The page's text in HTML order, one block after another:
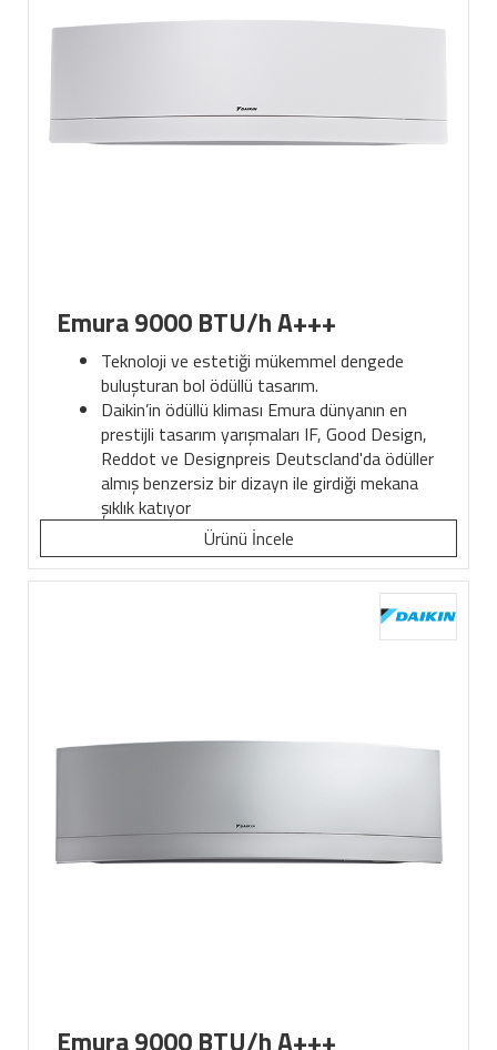
Emura 9000 BTU/h A+++
Teknoloji ve estetiği mükemmel dengede
buluşturan bol ödüllü tasarım.
Daikin’in ödüllü kliması Emura dünyanın en
prestijli tasarım yarışmaları IF, Good Design,
Reddot ve Designpreis Deutscland'da ödüller
almış benzersiz bir dizayn ile girdiği mekana
şıklık katıyor
Ürünü İncele
Emura 9000 BTU/h A+++